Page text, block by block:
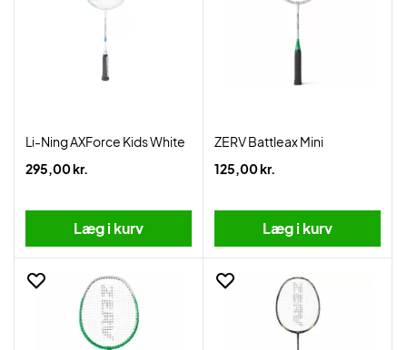
Li-Ning AXForce Kids White
295,00 kr.
Læg i kurv
ZERV Battleax Mini
125,00 kr.
Læg i kurv